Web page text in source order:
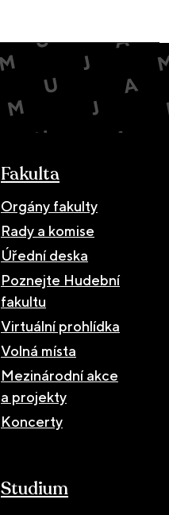
Fakulta
Orgány fakulty
Rady a komise
Úřední deska
Poznejte Hudební
fakultu
Virtuální prohlídka
Volná místa
Mezinárodní akce
a projekty
Koncerty
Studium